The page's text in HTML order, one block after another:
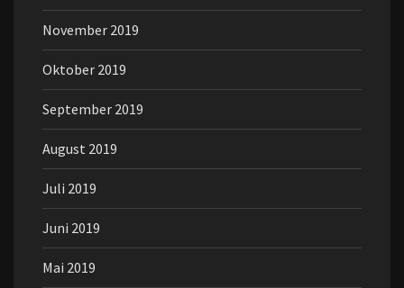
November 2019
Oktober 2019
September 2019
August 2019
Juli 2019
Juni 2019
Mai 2019